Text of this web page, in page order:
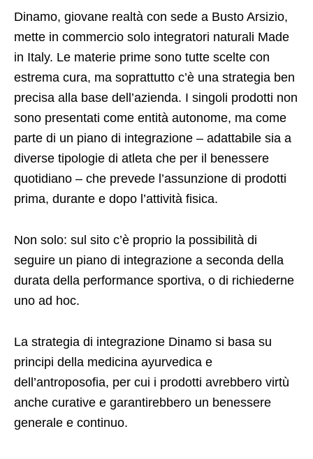
Dinamo, giovane realtà con sede a Busto Arsizio,
mette in commercio solo integratori naturali Made
in Italy. Le materie prime sono tutte scelte con
estrema cura, ma soprattutto c’è una strategia ben
precisa alla base dell’azienda. I singoli prodotti non
sono presentati come entità autonome, ma come
parte di un piano di integrazione – adattabile sia a
diverse tipologie di atleta che per il benessere
quotidiano – che prevede l’assunzione di prodotti
prima, durante e dopo l’attività fisica.
Non solo: sul sito c’è proprio la possibilità di
seguire un piano di integrazione a seconda della
durata della performance sportiva, o di richiederne
uno ad hoc.
La strategia di integrazione Dinamo si basa su
principi della medicina ayurvedica e
dell’antroposofia, per cui i prodotti avrebbero virtù
anche curative e garantirebbero un benessere
generale e continuo.